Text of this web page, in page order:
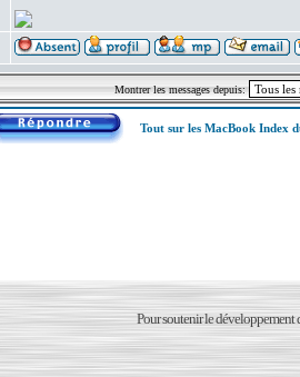
Montrer les messages depuis:
Tout sur les MacBook Index
Pour soutenir le développement